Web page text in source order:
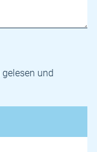
gelesen und